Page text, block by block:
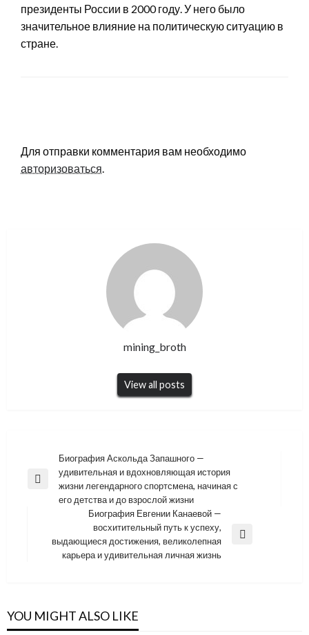
президенты России в 2000 году. У него было
значительное влияние на политическую ситуацию в
стране.
Для отправки комментария вам необходимо
авторизоваться.
mining_broth
View all posts
Навигация
по
записям
Previous
Биография Аскольда Запашного —
удивительная и вдохновляющая история
жизни легендарного спортсмена, начиная с
его детства и до взрослой жизни
Next
Биография Евгении Канаевой —
восхитительный путь к успеху,
выдающиеся достижения, великолепная
карьера и удивительная личная жизнь
YOU MIGHT ALSO LIKE